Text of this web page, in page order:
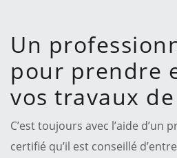
Un
pour prendre
vos travaux
C’est toujours avec l’aide d’un
certifié qu’il est conseillé